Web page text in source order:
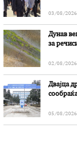
03/08/2026
Дунав
за
02/08/2026
Двајца
05/08/2026